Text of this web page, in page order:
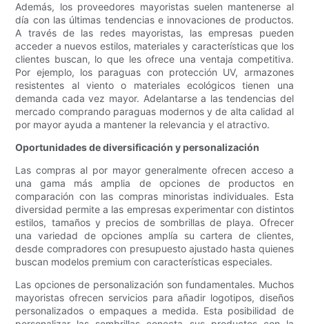
Además, los proveedores mayoristas suelen mantenerse al
día con las últimas tendencias e innovaciones de productos.
A través de las redes mayoristas, las empresas pueden
acceder a nuevos estilos, materiales y características que los
clientes buscan, lo que les ofrece una ventaja competitiva.
Por ejemplo, los paraguas con protección UV, armazones
resistentes al viento o materiales ecológicos tienen una
demanda cada vez mayor. Adelantarse a las tendencias del
mercado comprando paraguas modernos y de alta calidad al
por mayor ayuda a mantener la relevancia y el atractivo.
Oportunidades de diversificación y personalización
Las compras al por mayor generalmente ofrecen acceso a
una gama más amplia de opciones de productos en
comparación con las compras minoristas individuales. Esta
diversidad permite a las empresas experimentar con distintos
estilos, tamaños y precios de sombrillas de playa. Ofrecer
una variedad de opciones amplía su cartera de clientes,
desde compradores con presupuesto ajustado hasta quienes
buscan modelos premium con características especiales.
Las opciones de personalización son fundamentales. Muchos
mayoristas ofrecen servicios para añadir logotipos, diseños
personalizados o empaques a medida. Esta posibilidad de